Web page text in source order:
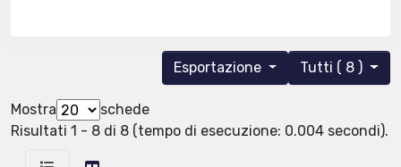
Tutti ( 8 )
Esportazione
Mostra
schede
Risultati 1 - 8 di 8 (tempo di esecuzione: 0.004 secondi).